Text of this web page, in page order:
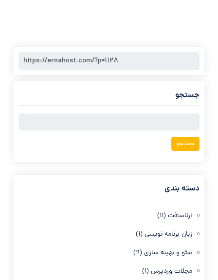
جستجو
دسته بندی
ارناسافت(11)
زبان برنامه نویسی(1)
سئو و بهینه سازی(9)
مجلات وردپرس(1)